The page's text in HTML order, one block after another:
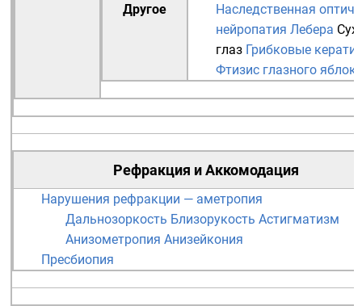
Другое
Наследственная
нейропатия Лебера
глаз Грибковые
Фтизис глазного
Рефракция иАккомодация
Нарушения рефракции — аметропия
Дальнозоркость Близорукость Астигматизм
Анизометропия Анизейкония
Пресбиопия